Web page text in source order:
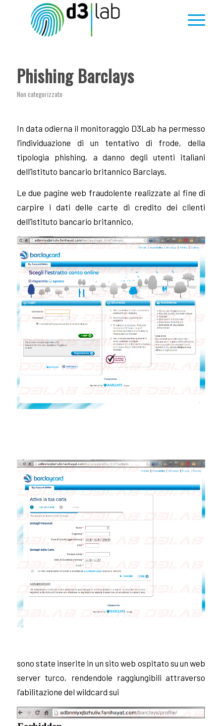
Phishing Barclays
Non categorizzato
In data odierna il monitoraggio D3Lab ha permesso
l’individuazione di un tentativo di frode, della
tipologia phishing, a danno degli utenti italiani
dell’istituto bancario britannico Barclays.
Le due pagine web fraudolente realizzate al fine di
carpire i dati delle carte di credito dei clienti
dell’istituto bancario britannico,
sono state inserite in un sito web ospitato su un web
serverturco, rendendole raggiungibili attraverso
l’abilitazione del wildcard sui